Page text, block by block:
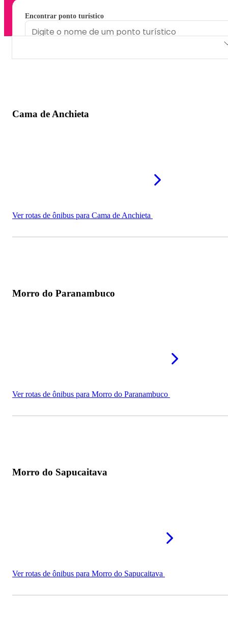
Encontrar ponto turístico
Cama de Anchieta
Ver rotas de ônibus para Cama de Anchieta
Morro do Paranambuco
Ver rotas de ônibus para Morro do Paranambuco
Morro do Sapucaitava
Ver rotas de ônibus para Morro do Sapucaitava